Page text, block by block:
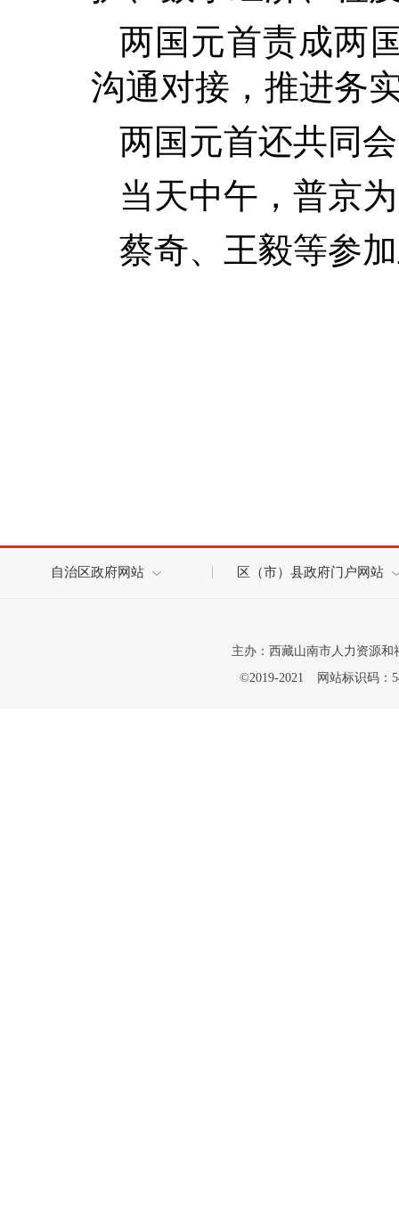
两国元首责成两
沟通对接，推进务
两国元首还共同
当天中午，普京
蔡奇、王毅等参
自治区政府网站 区（市）县政府门户网站
主办：西藏山南市人力资源和
©2019-2021
网站标识码：